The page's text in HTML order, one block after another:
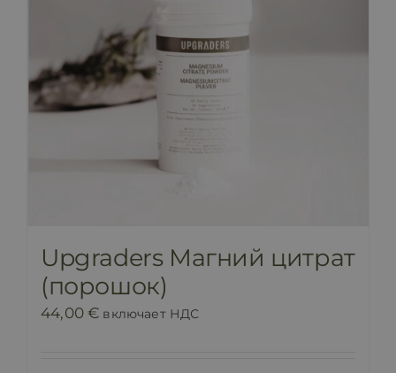
Upgraders Магний цитрат
(порошок)
44,00€ включает НДС